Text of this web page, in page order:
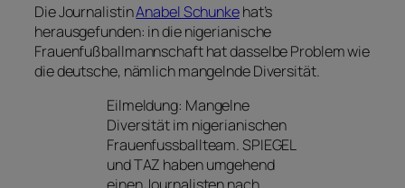
Die JournalistinAnabel Schunkehat’s
herausgefunden: in die nigerianische
Frauenfußballmannschaft hat dasselbe Problem wie
die deutsche, nämlich mangelnde Diversität.
Eilmeldung: Mangelne
Diversität im nigerianischen
Frauenfussballteam. SPIEGEL
und TAZ haben umgehend